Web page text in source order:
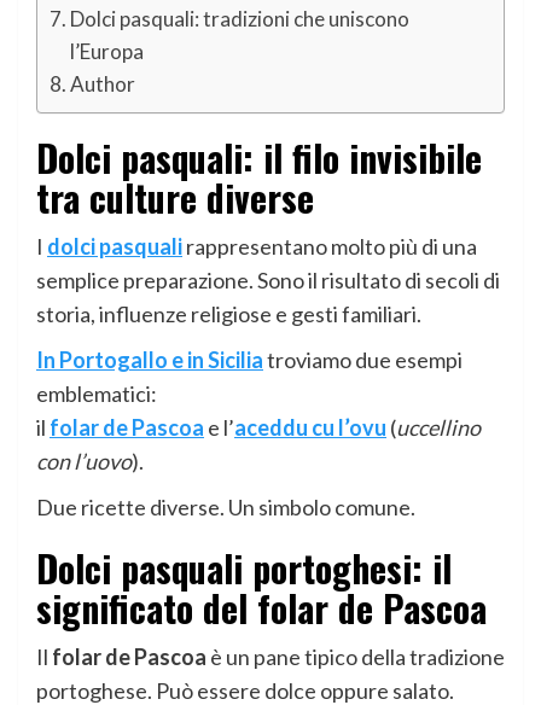
Dolci pasquali: tradizioni che uniscono
l’Europa
Author
Dolci pasquali: il filo invisibile
tra culture diverse
I dolci pasqualirappresentano molto più di una
semplice preparazione. Sono il risultato di secoli di
storia, influenze religiose e gesti familiari.
In Portogallo e in Siciliatroviamo due esempi
emblematici:
il folar de Pascoa e l’aceddu cu l’ovu (uccellino
con l’uovo).
Due ricette diverse. Un simbolo comune.
Dolci pasquali portoghesi: il
significato del folar de Pascoa
Il folar de Pascoa è un pane tipico della tradizione
portoghese. Può essere dolce oppure salato.